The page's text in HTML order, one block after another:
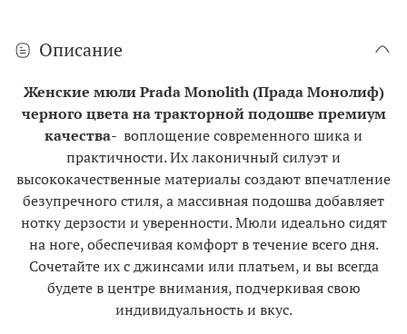
Описание
Женские мюли Prada Monolith (Прада Монолиф)
черного цвета на тракторной подошве премиум
качества- воплощение современного шика и
практичности. Их лаконичный силуэт и
высококачественные материалы создают впечатление
безупречного стиля, а массивная подошва добавляет
нотку дерзости и уверенности. Мюли идеально сидят
на ноге, обеспечивая комфорт в течение всего дня.
Сочетайте их с джинсами или платьем, и вы всегда
будете в центре внимания, подчеркивая свою
индивидуальность и вкус.